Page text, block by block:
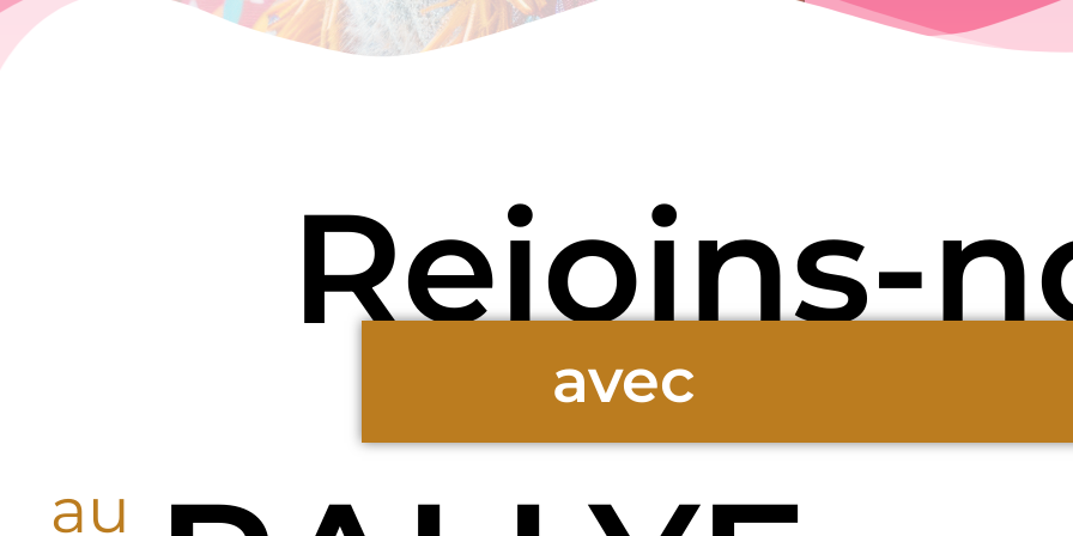
Rejoins-
avec
ton lycée
au